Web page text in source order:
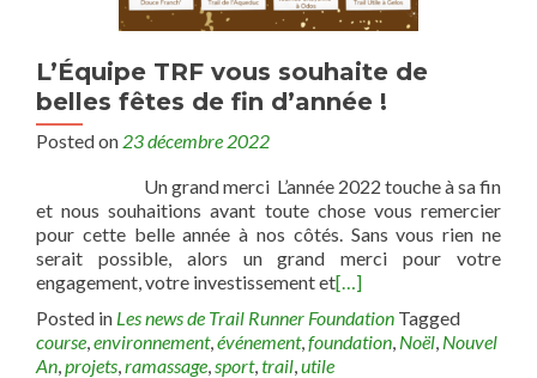
L’Équipe TRF vous souhaite de
belles fêtes de fin d’année !
Posted on 23 décembre 2022
Un grand merci L’année 2022 touche à sa fin
et nous souhaitions avant toute chose vous remercier
pour cette belle année à nos côtés. Sans vous rien ne
serait possible, alors un grand merci pour votre
engagement, votre investissement et[…]
Posted in Les news de Trail Runner Foundation Tagged
course,environnement,événement,foundation, Noël, Nouvel
An,projets,ramassage,sport,trail,utile